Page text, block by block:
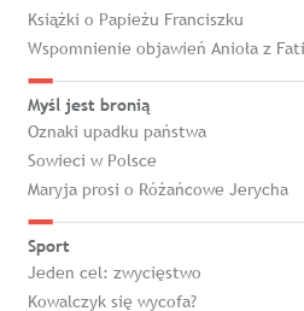
Książki o Papieżu Franciszku
Wspomnienie objawień Anioła z
Myśl jest bronią
Oznaki upadku państwa
Sowieci w Polsce
Maryja prosi o Różańcowe Jerycha
Sport
Jeden cel: zwycięstwo
Kowalczyk się wycofa?